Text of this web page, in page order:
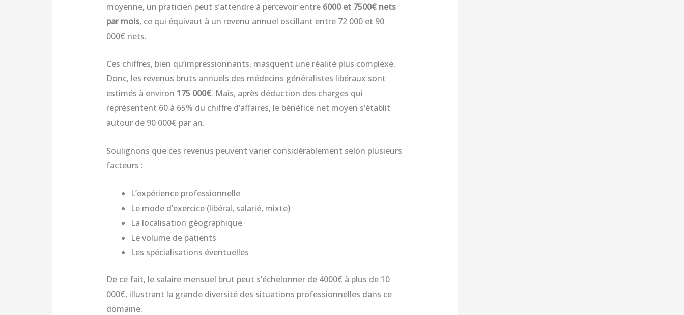
moyenne, un praticien peut s’attendre à percevoir entre 6000 et 7500€ nets
par mois, ce qui équivaut à un revenu annuel oscillant entre 72 000 et 90
000€ nets.
Ces chiffres, bien qu’impressionnants, masquent une réalité plus complexe.
Donc, les revenus bruts annuels des médecins généralistes libéraux sont
estimés à environ 175 000€. Mais, après déduction des charges qui
représentent 60 à 65% du chiffre d’affaires, le bénéfice net moyen s’établit
autour de 90 000€ par an.
Soulignons que ces revenus peuvent varier considérablement selon plusieurs
facteurs :
L’expérience professionnelle
Le mode d’exercice (libéral, salarié, mixte)
La localisation géographique
Le volume de patients
Les spécialisations éventuelles
De ce fait, le salaire mensuel brut peut s’échelonner de 4000€ à plus de 10
000€, illustrant la grande diversité des situations professionnelles dans ce
domaine.